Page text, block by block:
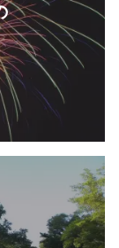
についてもっと読